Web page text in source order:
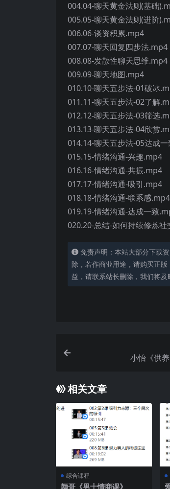
004.04-聊天黄金法则(基础
005.05-聊天黄金法则(进阶
006.06-谈资积累.mp4
007.07-聊天回复四步法.mp4
008.08-发散性聊天思维.mp4
009.09-聊天地图.mp4
010.10-聊天五步法-01破冰
011.11-聊天五步法-02了解
012.12-聊天五步法-03筛选
013.13-聊天五步法-04欣赏
014.14-聊天五步法-05达成
015.15-情绪沟通-兴趣.mp4
016.16-情绪沟通-共振.mp4
017.17-情绪沟通-吸引.mp4
018.18-情绪沟通-联系感.mp4
019.19-情绪沟通-达成一致
020.20-总结-如何持续修炼
免责声明：本站大部分下载
除，若作商业用途，请购买正
益，请联系站长删除，我们将及
小怡《供
相关文章
综合课程
颜哥《男士情商课》